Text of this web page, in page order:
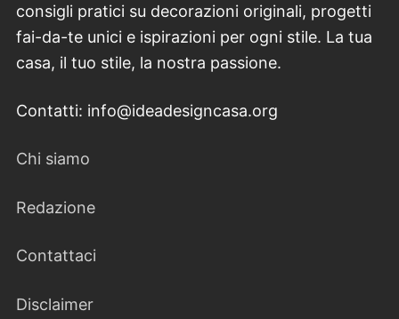
consigli pratici su decorazioni originali, progetti
fai-da-te unici e ispirazioni per ogni stile. La tua
casa, il tuo stile, la nostra passione.
Contatti: info@ideadesigncasa.org
Chi siamo
Redazione
Contattaci
Disclaimer